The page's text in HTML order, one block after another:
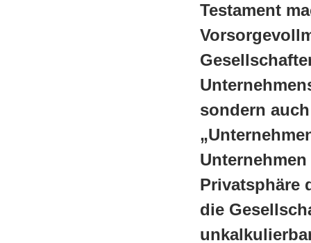
Testament
sondern
Privatsphäre
die